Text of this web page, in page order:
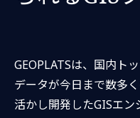
GEOPLATSは、国内ト
データが今日まで数多
活かし開発したGISエン